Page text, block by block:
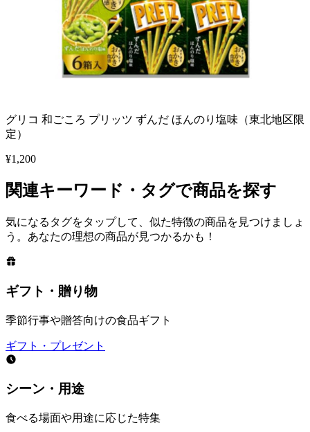
グリコ 和ごころ プリッツ ずんだ ほんのり塩味（東北地区限
定）
¥1,200
関連キーワード・タグで商品を探す
気になるタグをタップして、似た特徴の商品を見つけましょ
う。あなたの理想の商品が見つかるかも！
ギフト・贈り物
季節行事や贈答向けの食品ギフト
ギフト・プレゼント
シーン・用途
食べる場面や用途に応じた特集